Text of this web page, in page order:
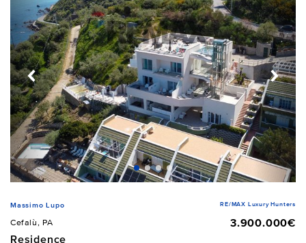
Massimo Lupo RE/MAX Luxury Hunters
Cefalù, PA
3.900.000€
Residence